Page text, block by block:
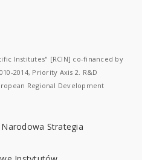
Institutes" [RCIN] co-financed by
2014, Priority Axis 2. R&D
Regional Development